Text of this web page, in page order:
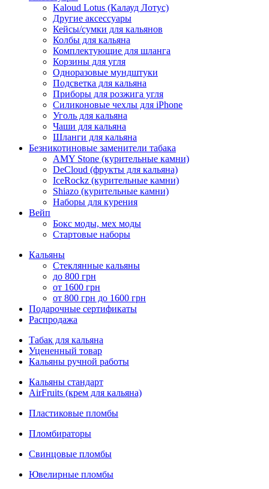
Kaloud Lotus (Калауд Лотус)
Другие аксессуары
Кейсы/сумки для кальянов
Колбы для кальяна
Комплектующие для шланга
Корзины для угля
Одноразовые мундштуки
Подсветка для кальяна
Приборы для розжига угля
Силиконовые чехлы для iPhone
Уголь для кальяна
Чаши для кальяна
Шланги для кальяна
Безникотиновые заменители табака
AMY Stone (курительные камни)
DeCloud (фрукты для кальяна)
IceRockz (курительные камни)
Shiazo (курительные камни)
Наборы для курения
Вейп
Бокс моды, мех моды
Стартовые наборы
Кальяны
Стеклянные кальяны
до 800 грн
от 1600 грн
от 800 грн до 1600 грн
Подарочные сертификаты
Распродажа
Табак для кальяна
Уцененный товар
Кальяны ручной работы
Кальяны стандарт
AirFruits (крем для кальяна)
Пластиковые пломбы
Пломбираторы
Свинцовые пломбы
Ювелирные пломбы